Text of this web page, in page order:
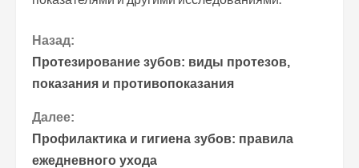
П
р
о
д
Назад:
Протезирование зубов: виды протезов,
показания и противопоказания
Далее:
Профилактика и гигиена зубов: правила
ежедневного ухода